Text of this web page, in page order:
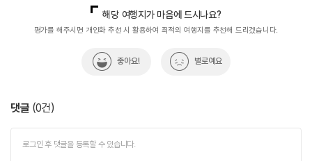
해당 여행지가 마음에 드시나요?
평가를 해주시면 개인화 추천 시 활용하여 최적의 여행지를 추천해 드리겠습니다.
좋아요! 별로예요
댓글 (0건)